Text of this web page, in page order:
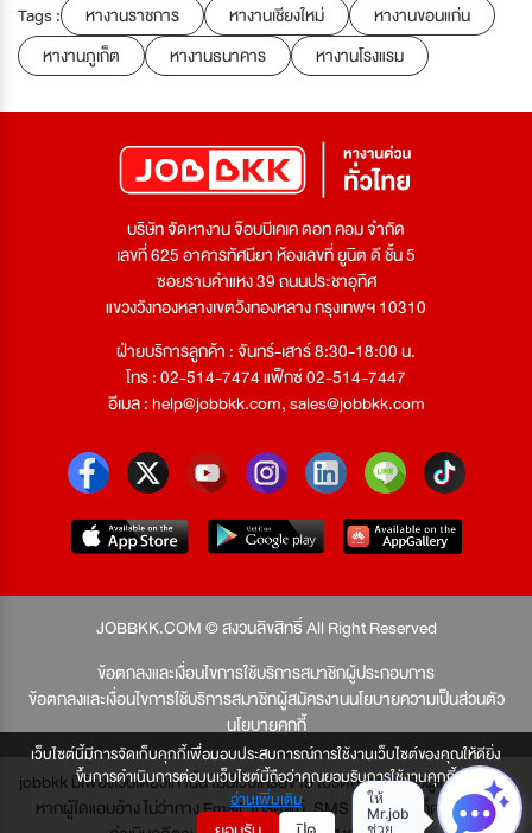
เว็บไซต์นี้มีการจัดเก็บคุกกี้เพื่อมอบประสบการณ์การใช้งานเว็บไซต์ของคุณให้ดียิ่ง
ขึ้นการดำเนินการต่อบนเว็บไซต์นี้ถือว่าคุณยอมรับการใช้งานคุกกี้
อ่านเพิ่มเติม
Tags : หางานราชการ หางานเชียงใหม่
หางานขอนแก่น
หางานภูเก็ต
หางานธนาคาร หางานโรงแรม
บริษัท จัดหางาน จ๊อบบีเคเค ดอท คอม จำกัด
เลขที่ 625 อาคารทัศนียา ห้องเลขที่ ยูนิต ดี ชั้น 5
ซอยรามคำแหง 39 ถนนประชาอุทิศ
แขวงวังทองหลางเขตวังทองหลาง กรุงเทพฯ 10310
ฝ่ายบริการลูกค้า : จันทร์-เสาร์ 8:30-18:00 น.
โทร : 02-514-7474 แฟ็กซ์ 02-514-7447
อีเมล :help@jobbkk.com,sales@jobbkk.com
JOBBKK.COM © สงวนลิขสิทธิ์ All Right Reserved
ข้อตกลงและเงื่อนไขการใช้บริการสมาชิกผู้ประกอบการ
ข้อตกลงและเงื่อนไขการใช้บริการสมาชิกผู้สมัครงานนโยบายความเป็นส่วนตัว
นโยบายคุกกี้
jobbkk มีเพียงเว็บเดียวเท่านั้น ไม่มีเว็บเครือข่าย โปรดอย่าหลงเชื่อผู้แอบอ้าง และ
หากผู้ใดแอบอ้าง ไม่ว่าทาง Email, โทรศัพท์, SMS หรือทางใดก็ตาม จะถูก